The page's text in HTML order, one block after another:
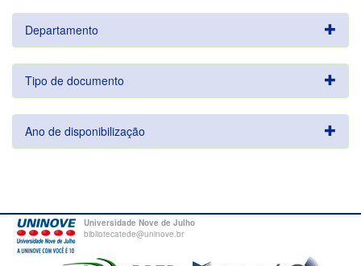
Departamento
Tipo de documento
Ano de disponibilização
Universidade Nove de Julho
bibliotecatede@uninove.br